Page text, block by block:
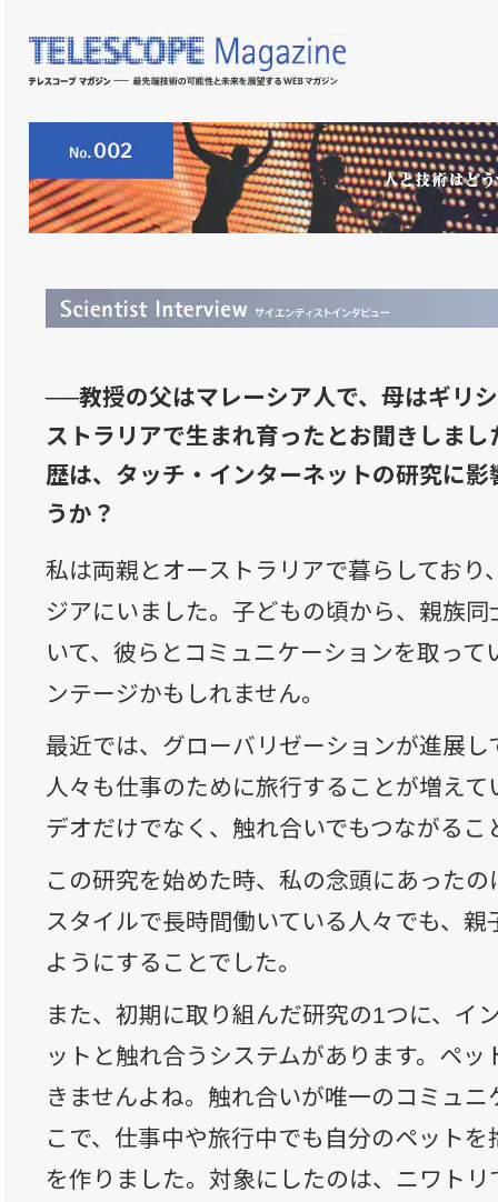
──教授の父はマレーシア人で、母はギリ
ストラリアで生まれ育ったとお聞きしま
歴は、タッチ・インターネットの研究に
うか？
私は両親とオーストラリアで暮らしており
ジアにいました。子どもの頃から、親族
いて、彼らとコミュニケーションを取っ
ンテージかもしれません。
最近では、グローバリゼーションが進展し
人々も仕事のために旅行することが増え
デオだけでなく、触れ合いでもつながるこ
この研究を始めた時、私の念頭にあった
スタイルで長時間働いている人々でも、
ようにすることでした。
また、初期に取り組んだ研究の1つに、イ
ットと触れ合うシステムがあります。ペ
きませんよね。触れ合いが唯一のコミュ
こで、仕事中や旅行中でも自分のペット
を作りました。対象にしたのは、ニワトリ